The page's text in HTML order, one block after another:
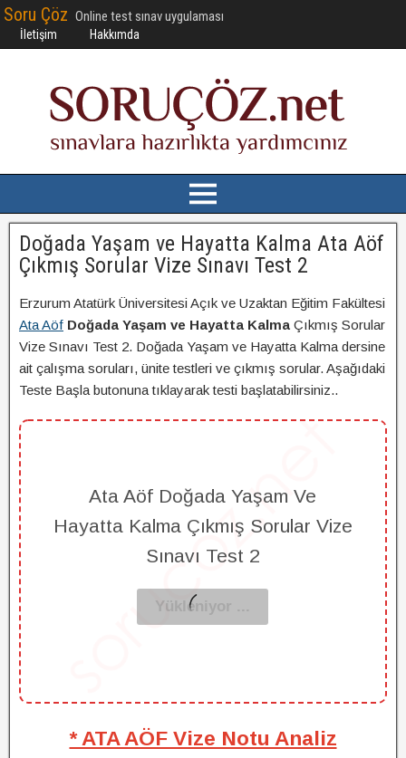
Soru Çöz Online test sınav uygulaması
İletişim Hakkımda
Doğada Yaşam ve Hayatta Kalma Ata Aöf
Çıkmış Sorular Vize Sınavı Test 2
Erzurum Atatürk Üniversitesi Açık ve Uzaktan Eğitim Fakültesi
Ata Aöf Doğada Yaşam ve Hayatta Kalma Çıkmış Sorular
Vize Sınavı Test 2. Doğada Yaşam ve Hayatta Kalma dersine
ait çalışma soruları, ünite testleri ve çıkmış sorular. Aşağıdaki
Teste Başla butonuna tıklayarak testi başlatabilirsiniz..
Ata Aöf Doğada Yaşam Ve
Hayatta Kalma Çıkmış Sorular Vize
Sınavı Test 2
* ATA AÖF Vize Notu Analiz